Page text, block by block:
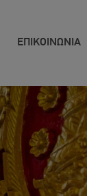
ΕΠΙΚΟΙΝΩΝΙΑ